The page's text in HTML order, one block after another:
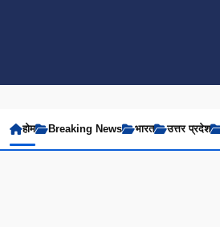
होम Breaking News भारत उत्तर प्रदेश